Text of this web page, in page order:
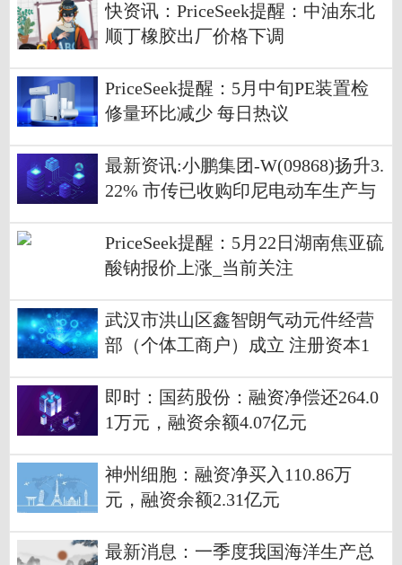
快资讯：PriceSeek提醒：中油东北
顺丁橡胶出厂价格下调
PriceSeek提醒：5月中旬PE装置检
修量环比减少 每日热议
最新资讯:小鹏集团-W(09868)扬升3.
22% 市传已收购印尼电动车生产与
PriceSeek提醒：5月22日湖南焦亚硫
酸钠报价上涨_当前关注
武汉市洪山区鑫智朗气动元件经营
部（个体工商户）成立 注册资本1
即时：国药股份：融资净偿还264.0
1万元，融资余额4.07亿元
神州细胞：融资净买入110.86万
元，融资余额2.31亿元
最新消息：一季度我国海洋生产总